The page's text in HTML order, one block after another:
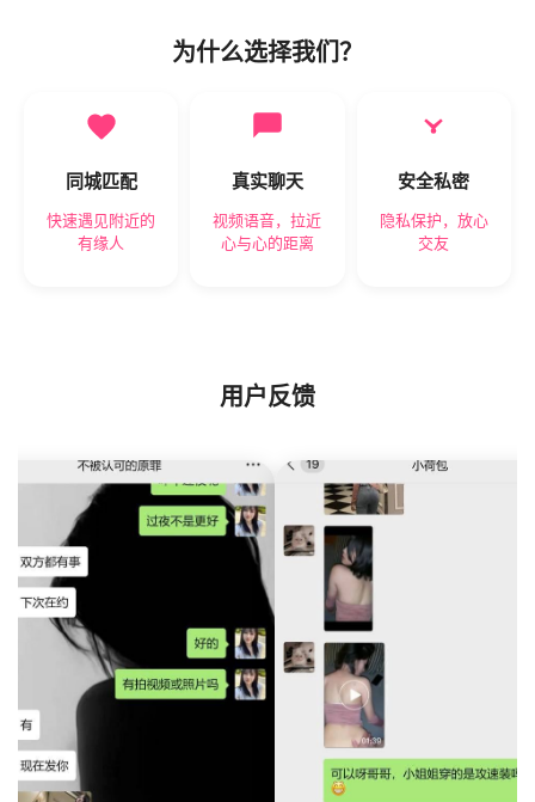
为什么选择我们？
同城匹配
快速遇见附近的
有缘人
真实聊天
视频语音，拉近
心与心的距离
安全私密
隐私保护，放心
交友
用户反馈